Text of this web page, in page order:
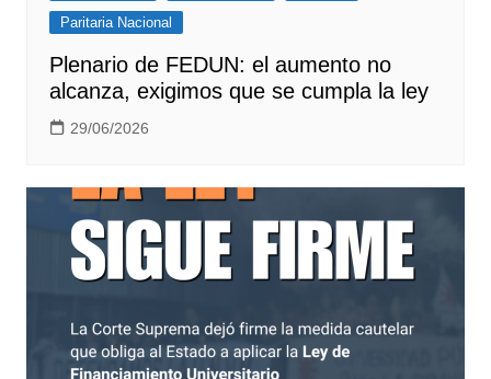
Paritaria Nacional
Plenario de FEDUN: el aumento no
alcanza, exigimos que se cumpla la ley
29/06/2026